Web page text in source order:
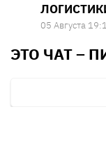
05 Августа
ЭТО ЧАТ –